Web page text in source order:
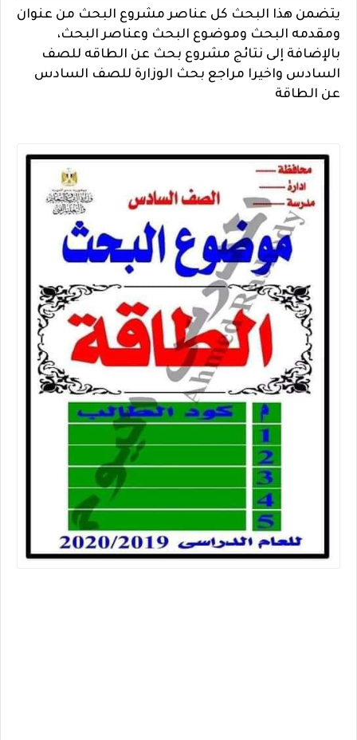
يتضمن هذا البحث كل عناصر مشروع البحث من عنوان
ومقدمه البحث وموضوع البحث وعناصر البحث،
بالإضافة إلى نتائج مشروع بحث عن الطاقه للصف
السادس واخيرا مراجع بحث الوزارة للصف السادس
عن الطاقة